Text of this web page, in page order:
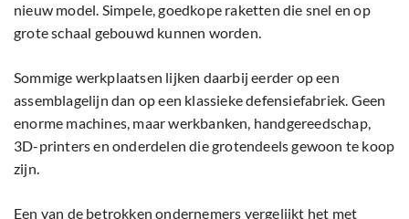
nieuw model. Simpele, goedkope raketten die snel en op
grote schaal gebouwd kunnen worden.
Sommige werkplaatsen lijken daarbij eerder op een
assemblagelijn dan op een klassieke defensiefabriek. Geen
enorme machines, maar werkbanken, handgereedschap,
3D-printers en onderdelen die grotendeels gewoon te koop
zijn.
Een van de betrokken ondernemers vergelijkt het met